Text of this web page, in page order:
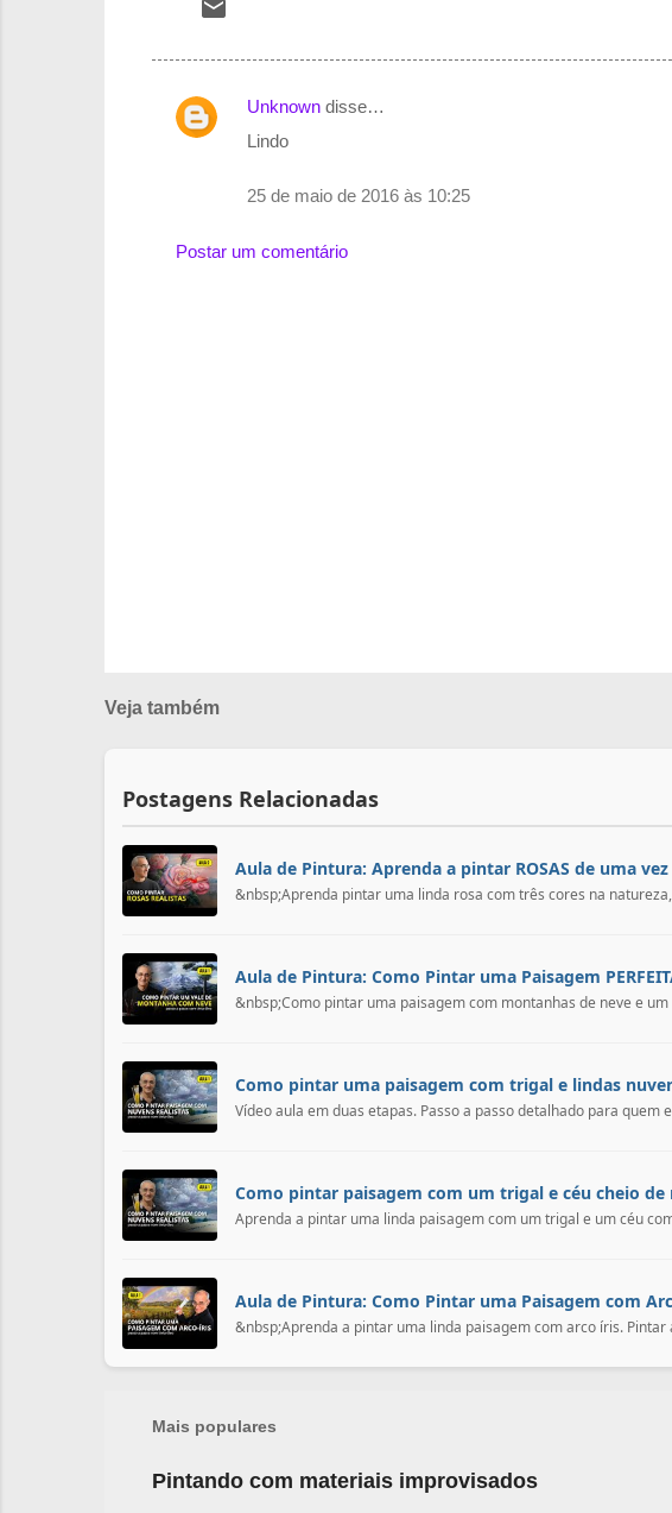
C
n
Unknown disse…
Lindo
25 de maio de 2016 às 10:25
Postar um comentário
Veja também
Postagens Relacionadas
Aula de Pintura: Aprenda a pintar ROSAS de uma
&nbsp;Aprenda pintar uma linda rosa com três cores na
Aula de Pintura: Como Pintar uma Paisagem
&nbsp;Como pintar uma paisagem com montanhas de neve e
Como pintar uma paisagem com trigal e lindas
Vídeo aula em duas etapas. Passo a passo detalhado para
Como pintar paisagem com um trigal e céu cheio de
Aprenda a pintar uma linda paisagem com um trigal e um céu
Aula de Pintura: Como Pintar uma Paisagem com
&nbsp;Aprenda a pintar uma linda paisagem com arco íris.
Mais populares
Pintando com materiais improvisados